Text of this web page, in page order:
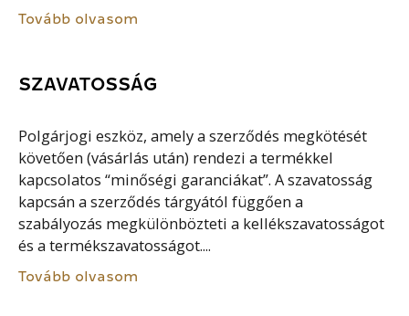
Tovább olvasom
SZAVATOSSÁG
Polgárjogi eszköz, amely a szerződés megkötését
követően (vásárlás után) rendezi a termékkel
kapcsolatos “minőségi garanciákat”. A szavatosság
kapcsán a szerződés tárgyától függően a
szabályozás megkülönbözteti a kellékszavatosságot
és a termékszavatosságot....
Tovább olvasom